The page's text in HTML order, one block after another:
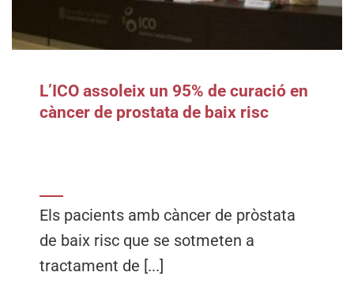
L’ICO assoleix un 95% de curació en
càncer de prostata de baix risc
Els pacients amb càncer de pròstata
de baix risc que se sotmeten a
tractament de [...]